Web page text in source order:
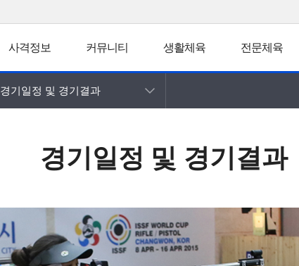
사격정보 커뮤니티 생활체육 전문체육
경기일정 및 경기결과
경기일정 및 경기결과